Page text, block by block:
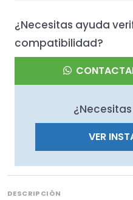
¿Necesitas ayuda
compatibilidad?
VER
DESCRIPCIÓN